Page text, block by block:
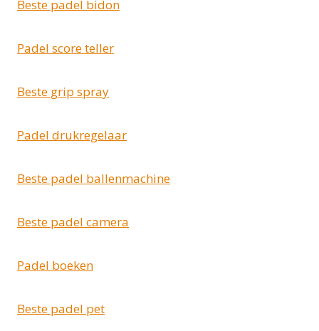
Beste padel bidon
Padel score teller
Beste grip spray
Padel drukregelaar
Beste padel ballenmachine
Beste padel camera
Padel boeken
Beste padel pet